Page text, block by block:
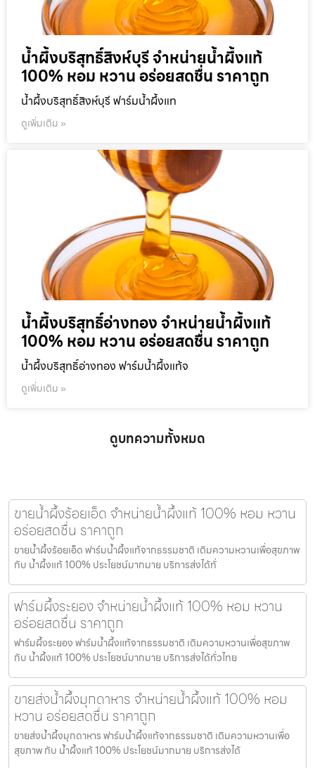
น้ำผึ้งบริสุทธิ์สิงห์บุรี จำหน่ายน้ำผึ้งแท้
100% หอม หวาน อร่อยสดชื่น ราคาถูก
น้ำผึ้งบริสุทธิ์สิงห์บุรี ฟาร์มน้ำผึ้งแท
ดูเพิ่มเติม »
น้ำผึ้งบริสุทธิ์อ่างทอง จำหน่ายน้ำผึ้งแท้
100% หอม หวาน อร่อยสดชื่น ราคาถูก
น้ำผึ้งบริสุทธิ์อ่างทอง ฟาร์มน้ำผึ้งแท้จ
ดูเพิ่มเติม »
ดูบทความทั้งหมด
ขายน้ำผึ้งร้อยเอ็ด จำหน่ายน้ำผึ้งแท้ 100% หอม หวาน
อร่อยสดชื่น ราคาถูก
ขายน้ำผึ้งร้อยเอ็ด ฟาร์มน้ำผึ้งแท้จากธรรมชาติ เติมความหวานเพื่อสุขภาพ
กับ น้ำผึ้งแท้ 100% ประโยชน์มากมาย บริการส่งได้ทั่
ฟาร์มผึ้งระยอง จำหน่ายน้ำผึ้งแท้ 100% หอม หวาน
อร่อยสดชื่น ราคาถูก
ฟาร์มผึ้งระยอง ฟาร์มน้ำผึ้งแท้จากธรรมชาติ เติมความหวานเพื่อสุขภาพ
กับ น้ำผึ้งแท้ 100% ประโยชน์มากมาย บริการส่งได้ทั่วไทย
ขายส่งน้ำผึ้งมุกดาหาร จำหน่ายน้ำผึ้งแท้ 100% หอม
หวาน อร่อยสดชื่น ราคาถูก
ขายส่งน้ำผึ้งมุกดาหาร ฟาร์มน้ำผึ้งแท้จากธรรมชาติ เติมความหวานเพื่อ
สุขภาพ กับ น้ำผึ้งแท้ 100% ประโยชน์มากมาย บริการส่งได้